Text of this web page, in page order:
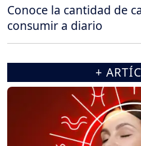
Conoce la cantidad de
consumir a diario
+